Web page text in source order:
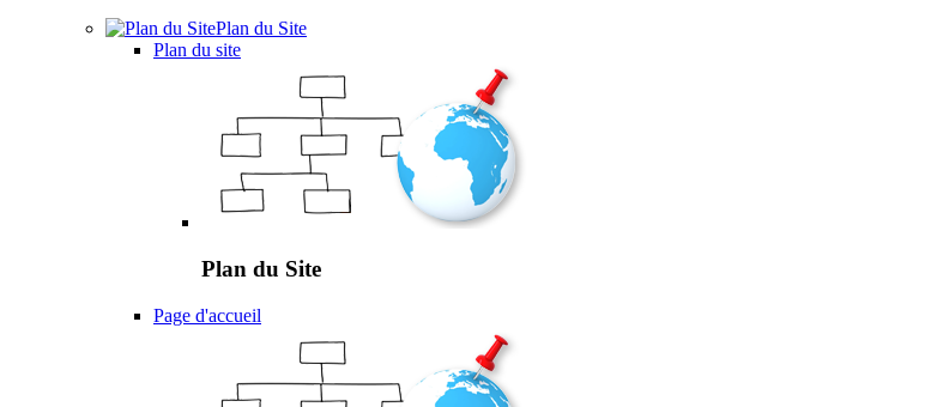
Plan du Site
Plan du site
Plan du Site
Page d'accueil